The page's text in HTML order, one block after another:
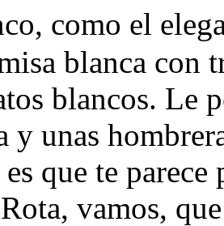
como el
blanca con
blancos. Le
y unas
que te
vamos,